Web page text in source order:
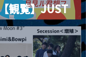
観覧】JUST